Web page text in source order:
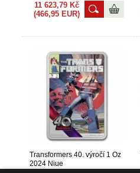
11 623,79 Kč
(466,95 EUR)
Transformers 40. výročí 1 Oz
2024 Niue